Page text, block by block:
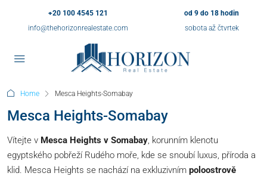
+20 100 4545 121
info@thehorizonrealestate.com
od 9 do 18 hodin
sobota až čtvrtek
Home Mesca Heights-Somabay
Mesca Heights-Somabay
Vítejte v Mesca Heights v Somabay, korunním klenotu
egyptského pobřeží Rudého moře, kde se snoubí luxus, příroda a
klid. Mesca Heights se nachází na exkluzivním poloostrově